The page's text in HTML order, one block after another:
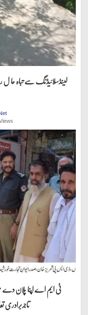
لینڈسلائیڈنگ سے تباہ
ٹی ایم اے اپنا پلان دے